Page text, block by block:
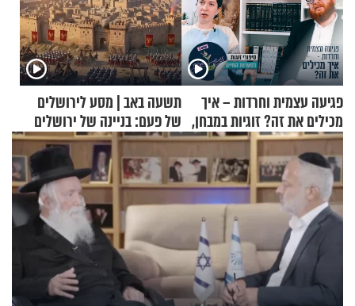
פגיעה עצמית וחרדות – איך
מכילים את זה? זוגיות במבחן,
הפעם עם יהודית ואלתר כהן
תשעה באב | מסע לירושלים
של פעם: בניינה של ירושלים